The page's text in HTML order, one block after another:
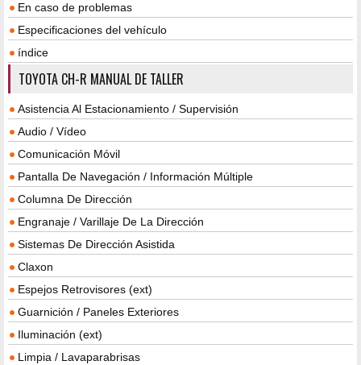
En caso de problemas
Especificaciones del vehículo
índice
TOYOTA CH-R MANUAL DE TALLER
Asistencia Al Estacionamiento / Supervisión
Audio / Vídeo
Comunicación Móvil
Pantalla De Navegación / Información Múltiple
Columna De Dirección
Engranaje / Varillaje De La Dirección
Sistemas De Dirección Asistida
Claxon
Espejos Retrovisores (ext)
Guarnición / Paneles Exteriores
Iluminación (ext)
Limpia / Lavaparabrisas